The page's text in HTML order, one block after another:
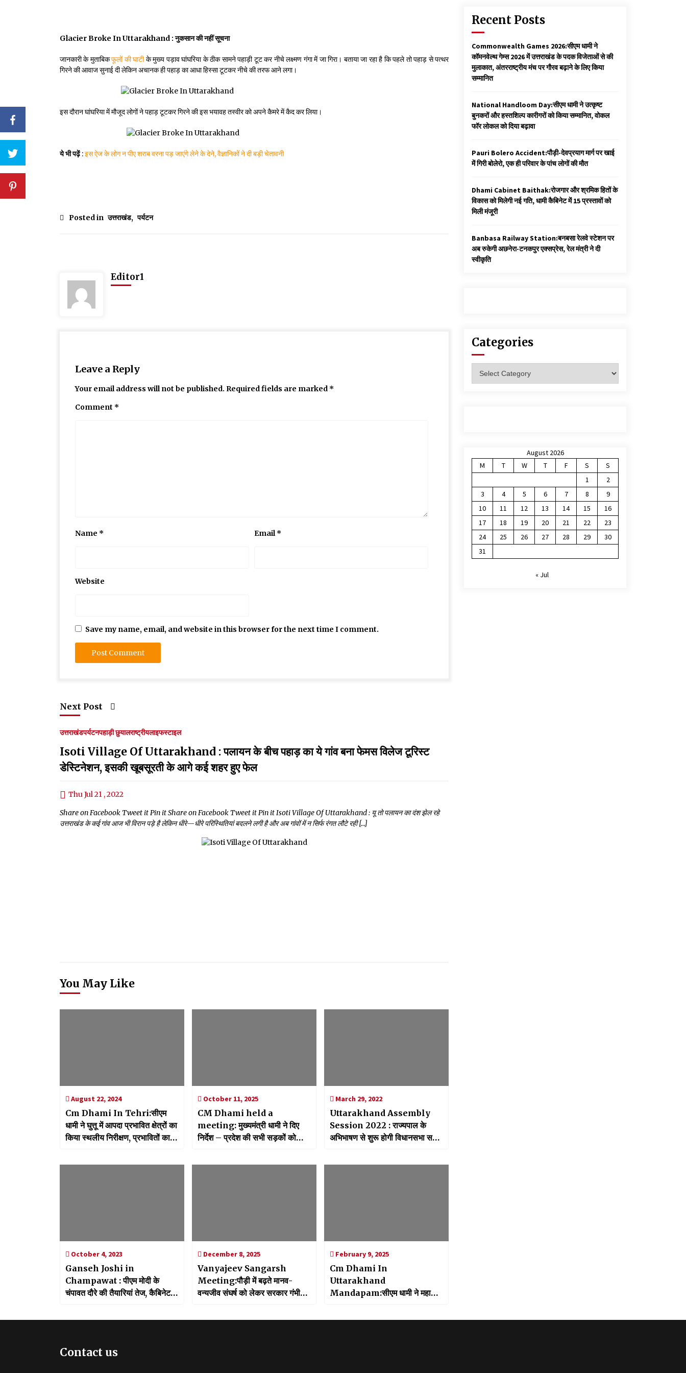
Glacier Broke In Uttarakhand : नुकसान की नहीं सूचना
जानकारी के मुताबिकफूलों की घाटीके मुख्य पड़ाव घांघरिया के ठीक सामने पहाड़ी टूट कर नीचे लक्ष्मण गंगा में जा गिरा। बताया जा रहा है कि पहले तो पहाड़ से पत्थर
गिरने की आवाज सुनाई दी लेकिन अचानक ही पहाड़ का आधा हिस्सा टूटकर नीचे की तरफ आने लगा।
इस दौरान घांघरिया में मौजूद लोगों ने पहाड़ टूटकर गिरने की इस भयावह तस्वीर को अपने कैमरे में कैद कर लिया।
ये भी पढ़ें:इस ऐज के लोग न पीए शराब वरना पड़ जाएंगे लेने के देने, वैज्ञानिकों ने दी बड़ी चेतावनी
Posted in उत्तराखंड, पर्यटन
Editor1
Leave a Reply
Your email address will not be published. Required fields are marked *
Comment *
Name * Email*
Website
Save my name, email, and website in this browser for the next time I comment.
Next Post
उत्तराखंडपर्यटनपहाड़ी छुयालराष्ट्रीयलाइफस्टाइल
Isoti Village Of Uttarakhand : पलायन के बीच पहाड़ का ये गांव बना फेमस विलेज टूरिस्ट
डेस्टिनेशन, इसकी खूबसूरती के आगे कई शहर हुए फेल
Thu Jul 21 , 2022
Share on Facebook Tweet it Pin it Share on Facebook Tweet it Pin it Isoti Village Of Uttarakhand : यू तो पलायन का दंश झेल रहे
उत्तराखंड के कई गांव आज भी विरान पड़े है लेकिन धीरे—धीरे परिस्थितियां बदलने लगी है और अब गांवों में न सिर्फ रंगत लौटे रही […]
You May Like
August 22, 2024
Cm Dhami In Tehri:सीएम
धामी ने घुत्तू में आपदा प्रभावित क्षेत्रों का
किया स्थलीय निरीक्षण, प्रभावितों का
October 11, 2025
CM Dhami held a
meeting: मुख्यमंत्री धामी ने दिए
निर्देश – प्रदेश की सभी सड़कों को
March 29, 2022
Uttarakhand Assembly
Session 2022 : राज्यपाल के
अभिभाषण से शुरू होगी विधानसभा सत्र
की बनाई रणनीति
October 4, 2023
Ganseh Joshi in
Champawat : पीएम मोदी के
चंपावत दौरे की तैयारियां तेज, कैबिनेट
आश्रम का निरीक्षण
December 8, 2025
Vanyajeev Sangarsh
Meeting:पौड़ी में बढ़ते मानव-
वन्यजीव संघर्ष को लेकर सरकार गंभीर,
बैठक
February 9, 2025
Cm Dhami In
Uttarakhand
Mandapam:सीएम धामी ने महाकुंभ
अवलोकन, श्रद्धालुओं की व्यवस्थाओं का
Recent Posts
Commonwealth Games 2026:सीएम धामी ने
कॉमनवेल्थ गेम्स 2026 में उत्तराखंड के पदक विजेताओं से की
मुलाकात, अंतरराष्ट्रीय मंच पर गौरव बढ़ाने के लिए किया
सम्मानित
National Handloom Day:सीएम धामी ने उत्कृष्ट
बुनकरों और हस्तशिल्प कारीगरों को किया सम्मानित, वोकल
फॉर लोकल को दिया बढ़ावा
Pauri Bolero Accident:पौड़ी-देवप्रयाग मार्ग पर खाई
में गिरी बोलेरो, एक ही परिवार के पांच लोगों की मौत
Dhami Cabinet Baithak:रोजगार और श्रमिक हितों के
विकास को मिलेगी नई गति, धामी कैबिनेट में 15 प्रस्तावों को
मिली मंजूरी
Banbasa Railway Station:बनबसा रेलवे स्टेशन पर
अब रुकेगी अछनेरा-टनकपुर एक्सप्रेस, रेल मंत्री ने दी
स्वीकृति
Categories
August 2026
M
T W T F S
S
1
2
3
4 5 6 7 8
9
10
11 12 13 14 15
16
17
18 19 20 21 22
23
24
25 26 27 28 29
30
31
« Jul
Contact us